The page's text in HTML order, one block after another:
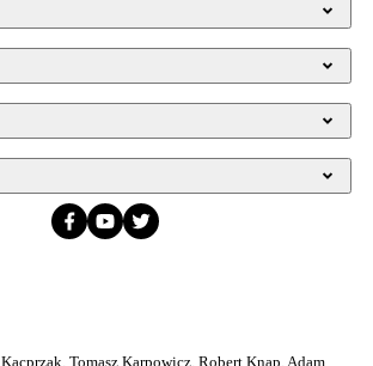
Tomasz Karpowicz, Robert Knap, Adam